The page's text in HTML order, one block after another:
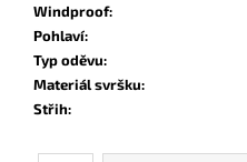
Windproof:
Pohlaví:
Typ oděvu:
Materiál svršku:
Střih: